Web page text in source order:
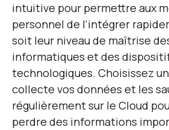
intuitive pour permettre aux
personnel de l’intégrer
soit leur niveau de maîtrise
informatiques et des
technologiques. Choisissez
collecte vos données et les
régulièrement sur le Cloud
perdre des informations